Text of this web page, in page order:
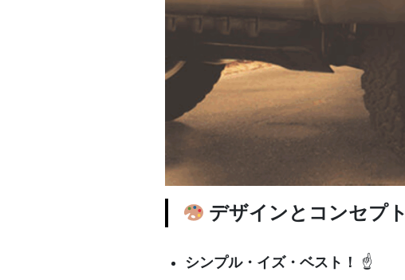
デザインとコンセプト
シンプル・イズ・ベスト！ ☝️